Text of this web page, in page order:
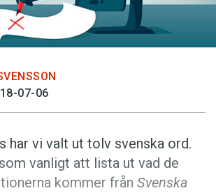
digitalt
07-06
har vi valt ut tolv svenska ord.
vanligt att lista ut vad de
kommer från Svenska